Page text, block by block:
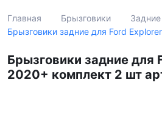
Главная Брызговики
Брызговики задние для Ford
Брызговики задние для
2020+ комплект 2 шт